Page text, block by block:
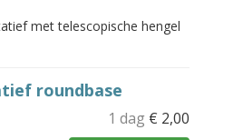
met telescopische hengel
roundbase
1 dag € 2,00